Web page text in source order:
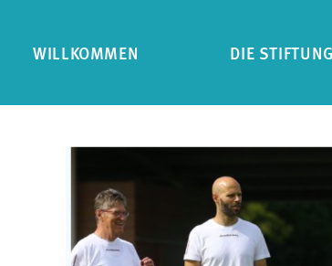
WILLKOMMEN DIE STIFTUNG